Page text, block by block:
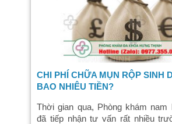
CHI PHÍ CHỮA MỤN RỘP SINH
BAO NHIÊU TIỀN?
Thời gian qua, Phòng khám nam
đã tiếp nhận tư vấn rất nhiều